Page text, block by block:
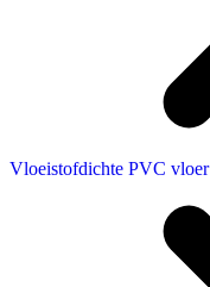
Vloeistofdichte PVC vloer